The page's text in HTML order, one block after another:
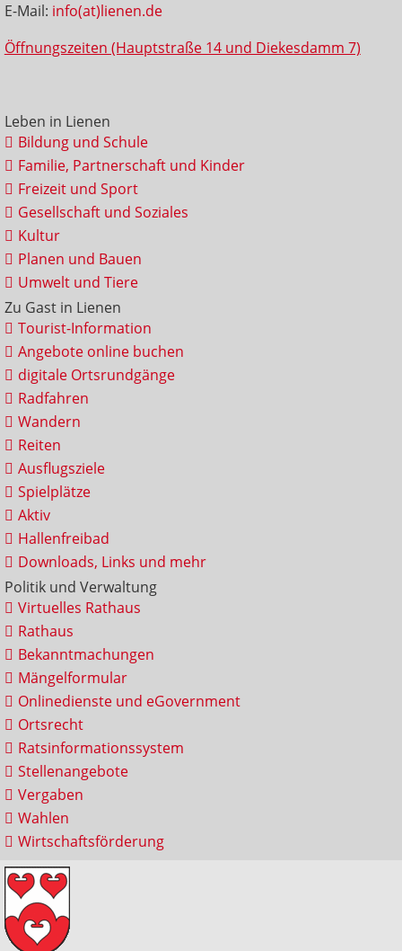
E-Mail: info(at)lienen.de
Öffnungszeiten (Hauptstraße 14 und Diekesdamm 7)
Leben in Lienen
Bildung und Schule
Familie, Partnerschaft und Kinder
Freizeit und Sport
Gesellschaft und Soziales
Kultur
Planen und Bauen
Umwelt und Tiere
Zu Gast in Lienen
Tourist-Information
Angebote online buchen
digitale Ortsrundgänge
Radfahren
Wandern
Reiten
Ausflugsziele
Spielplätze
Aktiv
Hallenfreibad
Downloads, Links und mehr
Politik und Verwaltung
Virtuelles Rathaus
Rathaus
Bekanntmachungen
Mängelformular
Onlinedienste und eGovernment
Ortsrecht
Ratsinformationssystem
Stellenangebote
Vergaben
Wahlen
Wirtschaftsförderung